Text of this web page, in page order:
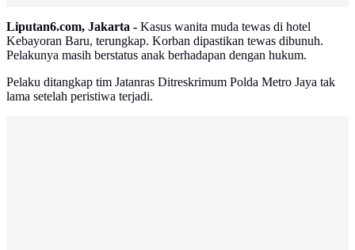
Liputan6.com, Jakarta - Kasus wanita muda tewas di hotel
Kebayoran Baru, terungkap. Korban dipastikan tewas dibunuh.
Pelakunya masih berstatus anak berhadapan dengan hukum.
Pelaku ditangkap tim Jatanras Ditreskrimum Polda Metro Jaya tak
lama setelah peristiwa terjadi.